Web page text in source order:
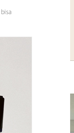
bisa